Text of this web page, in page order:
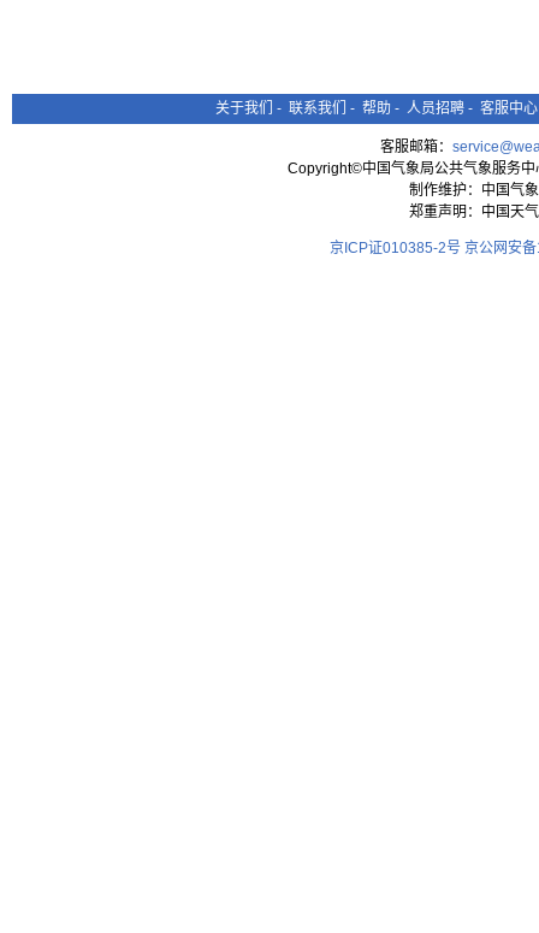
关于我们 - 联系我们 - 帮助 - 人员招聘 - 客服中心
客服邮箱：
Copyright©中国气象局公共气象服务
制作维护：中国气
郑重声明：中国天
京ICP证010385-2号 京公网安